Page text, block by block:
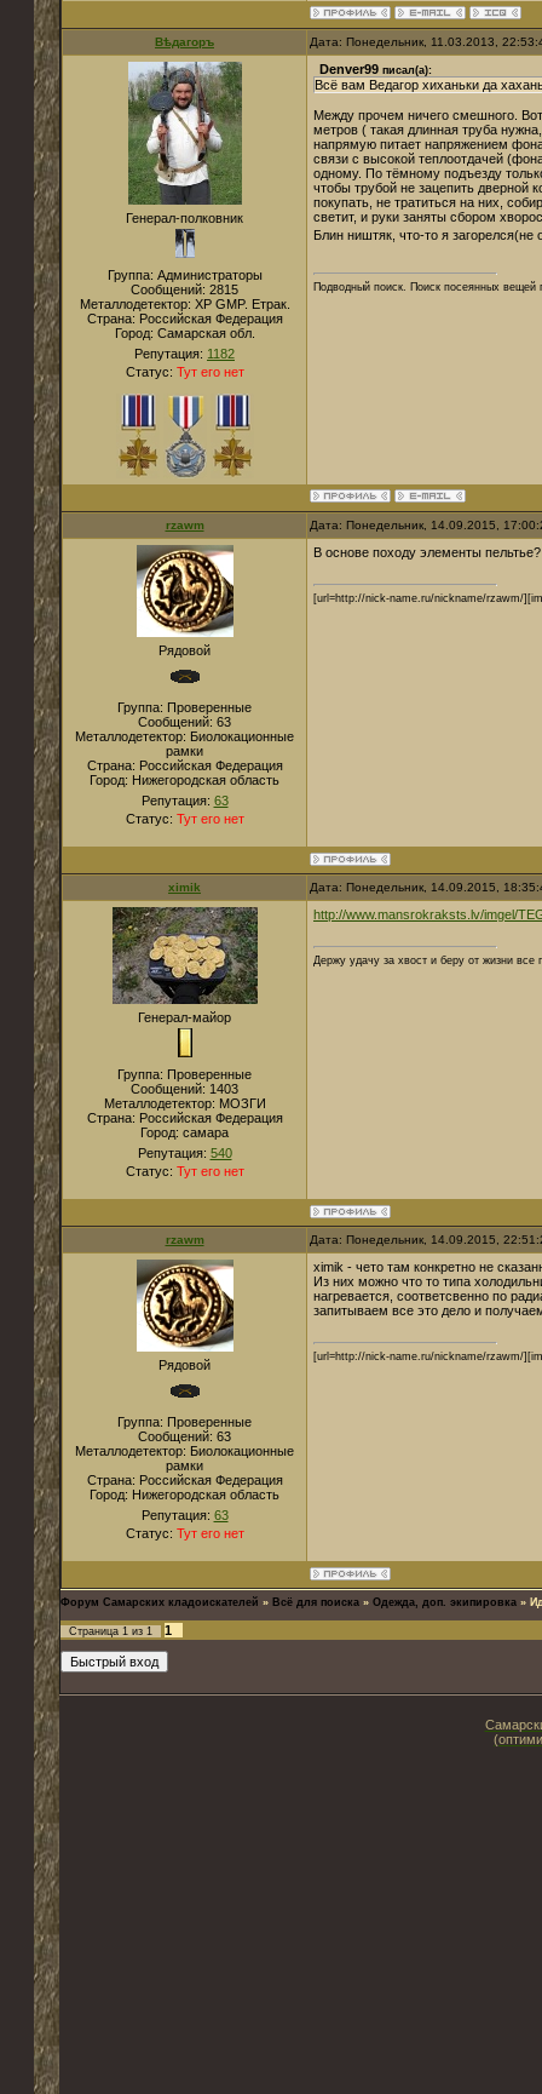
Вѣдагоръ Дата: Понедельник, 11.03.2013,
Генерал-полковник
Группа: Администраторы
Сообщений: 2815
Металлодетектор: XP GMP. Етрак.
Страна: Российская Федерация
Город: Самарская обл.
Репутация: 1182
Статус: Тут его нет
Denver99 писал(а):
Всё вам Ведагор хиханьки да
Между прочем ничего смешного.
метров ( такая длинная труба
напрямую питает напряжением
связи с высокой теплоотдачей
одному. По тёмному подъезду
чтобы трубой не зацепить дверной
покупать, не тратиться на них,
светит, и руки заняты сбором
Блин ништяк, что-то я
Подводный поиск. Поиск посеянных вещей
rzawm Дата: Понедельник, 14.09.2015,
Рядовой
Группа: Проверенные
Сообщений: 63
Металлодетектор: Биолокационные
рамки
Страна: Российская Федерация
Город: Нижегородская область
Репутация: 63
Статус: Тут его нет
В основе походу элементы пельтье?
[url=http://nick-name.ru/nickname/rzawm/
ximik Дата: Понедельник, 14.09.2015,
Генерал-майор
Группа: Проверенные
Сообщений: 1403
Металлодетектор: МОЗГИ
Страна: Российская Федерация
Город: самара
Репутация: 540
Статус: Тут его нет
http://www.mansrokraksts.lv/imgel/
Держу удачу за хвост и беру от жизни все
rzawm Дата: Понедельник, 14.09.2015,
Рядовой
Группа: Проверенные
Сообщений: 63
Металлодетектор: Биолокационные
рамки
Страна: Российская Федерация
Город: Нижегородская область
Репутация: 63
Статус: Тут его нет
ximik - чето там конкретно не
Из них можно что то типа
нагревается, соответсвенно по
запитываем все это дело и
[url=http://nick-name.ru/nickname/rzawm/
Форум Самарских кладоискателей » Всё для поиска » Одежда, доп. экипировка »
Страница 1 из 1 1